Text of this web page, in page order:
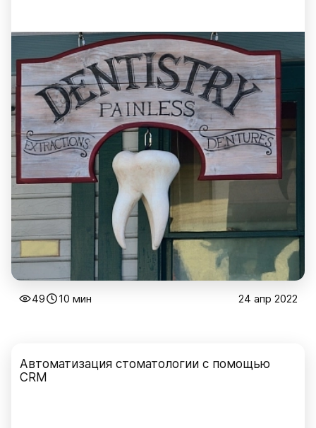
49 10 мин 24 апр 2022
Автоматизация стоматологии с помощью
CRM